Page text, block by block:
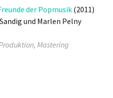
der Popmusik (2011)
und Marlen Pelny
Mastering